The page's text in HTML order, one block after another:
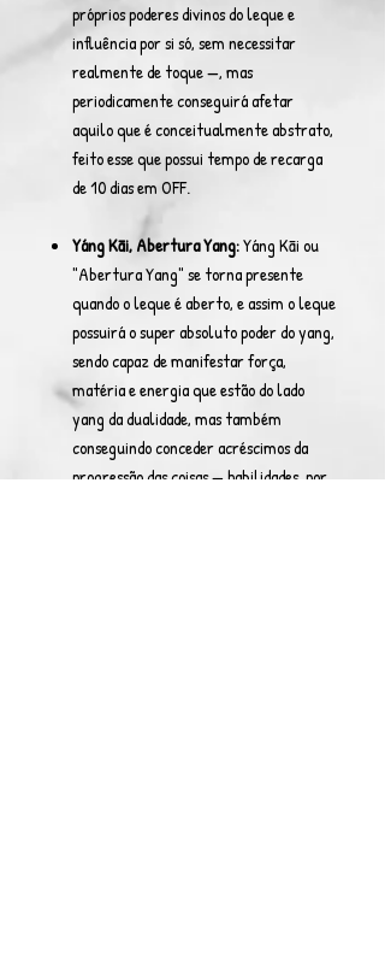
próprios poderes divinos do leque e
influência por si só, sem necessitar
realmente de toque —, mas
periodicamente conseguirá afetar
aquilo que é conceitualmente abstrato,
feito esse que possui tempo de recarga
de 10 dias em OFF.
Yáng Kāi, Abertura Yang:Yáng Kāi ou
"Abertura Yang" se torna presente
quando o leque é aberto, e assim o leque
possuirá o super absoluto poder do yang,
sendo capaz de manifestar força,
matéria e energia que estão do lado
yang da dualidade, mas também
conseguindo conceder acréscimos da
progressão das coisas — habilidades, por